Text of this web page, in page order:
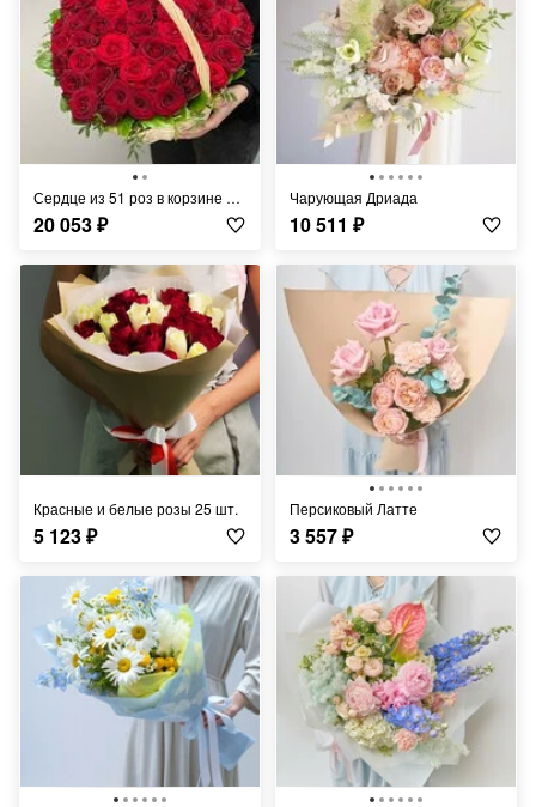
Сердце из 51 роз в корзине «Люблю тебя»
20 053₽
Чарующая Дриада
10 511 ₽
Красные и белые розы 25 шт.
5 123₽
Персиковый Латте
3 557₽